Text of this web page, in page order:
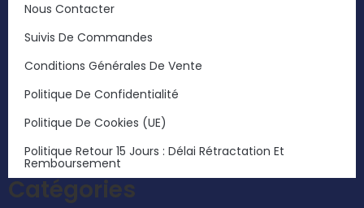
Nous Contacter
Suivis De Commandes
Conditions Générales De Vente
Politique De Confidentialité
Politique De Cookies (UE)
Politique Retour 15 Jours : Délai Rétractation Et
Remboursement
Catégories